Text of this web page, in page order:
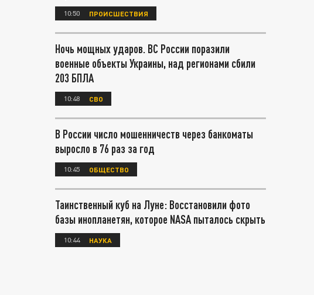
10:50 ПРОИСШЕСТВИЯ
Ночь мощных ударов. ВС России поразили
военные объекты Украины, над регионами сбили
203 БПЛА
10:48 СВО
В России число мошенничеств через банкоматы
выросло в 76 раз за год
10:45 ОБЩЕСТВО
Таинственный куб на Луне: Восстановили фото
базы инопланетян, которое NASA пыталось скрыть
10:44 НАУКА